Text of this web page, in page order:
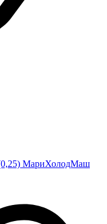
МариХолодМаш